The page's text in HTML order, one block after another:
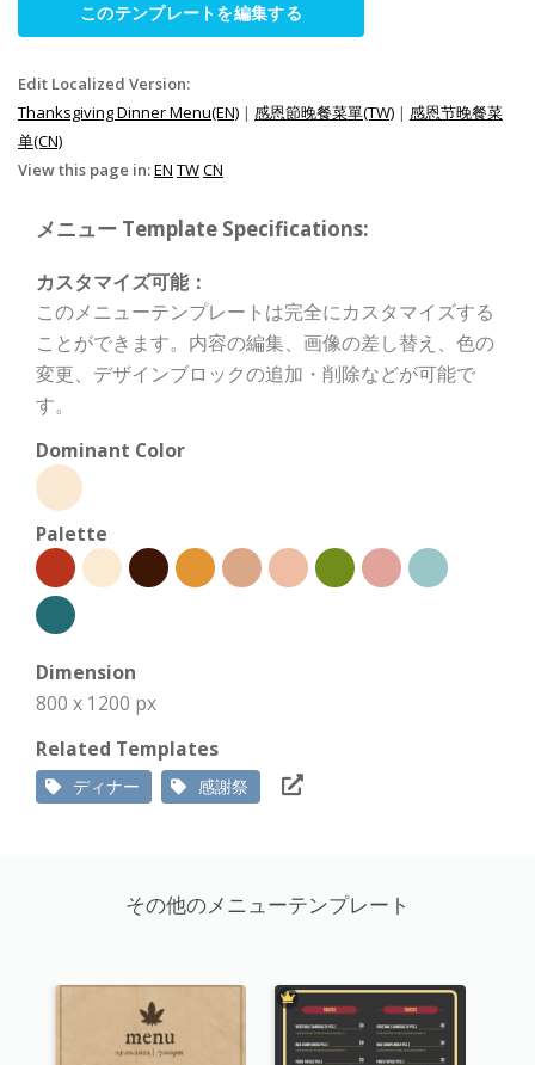
このテンプレートを編集する
Edit Localized Version:
Thanksgiving Dinner Menu(EN) | 感恩節晚餐菜單(TW) | 感恩节晚餐菜
单(CN)
View this page in:EN TWCN
メニュー Template Specifications:
カスタマイズ可能：
このメニューテンプレートは完全にカスタマイズする
ことができます。内容の編集、画像の差し替え、色の
変更、デザインブロックの追加・削除などが可能で
す。
Dominant Color
Palette
Dimension
800 x 1200 px
Related Templates
ディナー 感謝祭
その他のメニューテンプレート